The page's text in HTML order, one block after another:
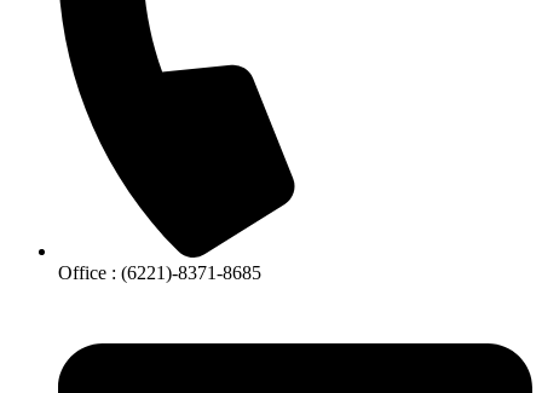
Office : (6221)-8371-8685